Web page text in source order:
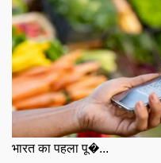
भारत का पहला पू�...